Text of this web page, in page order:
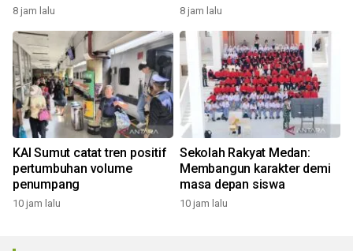
8 jam lalu 8 jam lalu
KAI Sumut catat tren positif
pertumbuhan volume
penumpang
10 jam lalu
Sekolah Rakyat Medan:
Membangun karakter demi
masa depan siswa
10 jam lalu